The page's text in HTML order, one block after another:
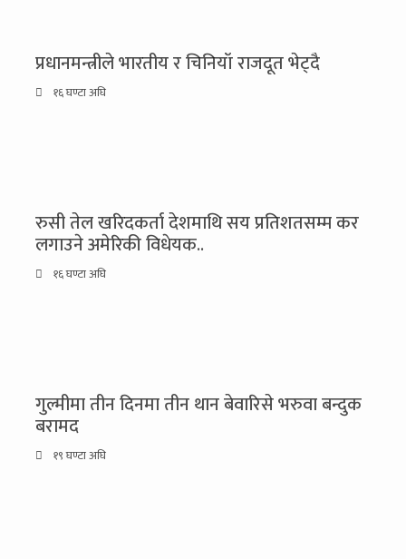
प्रधानमन्त्रीले भारतीय र चिनियाँ राजदूत भेट्दै
१६ घण्टा अघि
रुसी तेल खरिदकर्ता देशमाथि सय प्रतिशतसम्म कर
लगाउने अमेरिकी विधेयक..
१६ घण्टा अघि
गुल्मीमा तीन दिनमा तीन थान बेवारिसे भरुवा बन्दुक
बरामद
१९ घण्टा अघि